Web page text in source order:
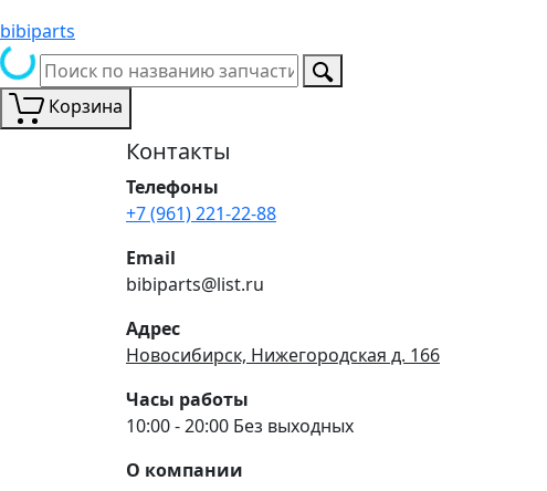
bibiparts
Корзина
Контакты
Телефоны
+7 (961) 221-22-88
Email
bibiparts@list.ru
Адрес
Новосибирск, Нижегородская д. 166
Часы работы
10:00 - 20:00 Без выходных
О компании